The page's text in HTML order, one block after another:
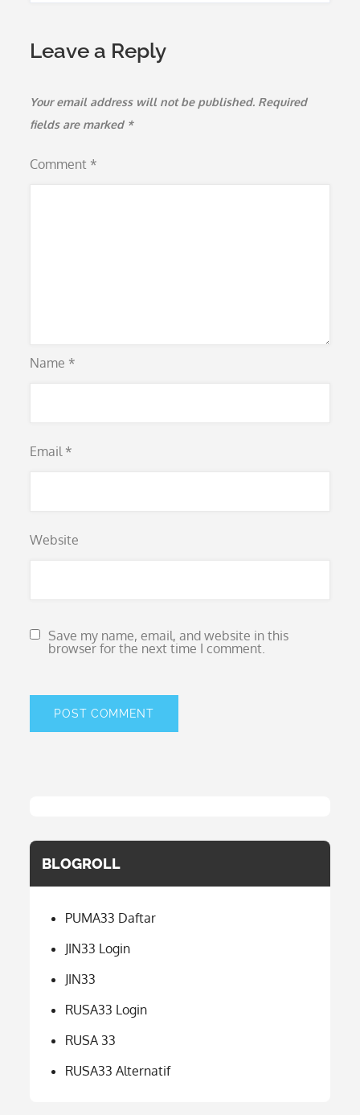
Leave a Reply
Your email address will not be published. Required
fields are marked *
Comment *
Name *
Email *
Website
Save my name, email, and website in this
browser for the next time I comment.
BLOGROLL
PUMA33 Daftar
JIN33 Login
JIN33
RUSA33 Login
RUSA 33
RUSA33 Alternatif